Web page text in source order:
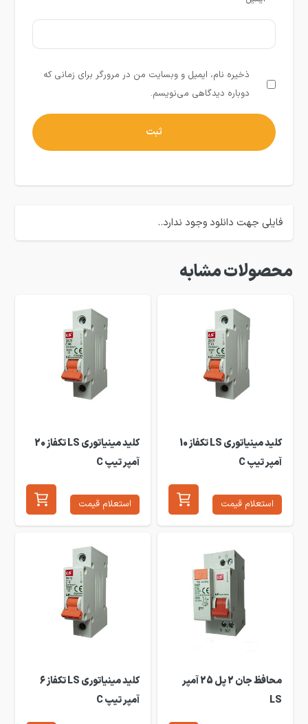
ذخیره نام، ایمیل و وبسایت من در مرورگر برای زمانی که
دوباره دیدگاهی می‌نویسم.
فایلی جهت دانلود وجود ندارد..
محصولات مشابه
کلید مینیاتوری LS تکفاز 10
آمپر تیپ C
استعلام قیمت
کلید مینیاتوری LS تکفاز 20
آمپر تیپ C
استعلام قیمت
محافظ جان 2 پل 25 آمپر
LS
کلید مینیاتوری LS تکفاز 6
آمپر تیپ C